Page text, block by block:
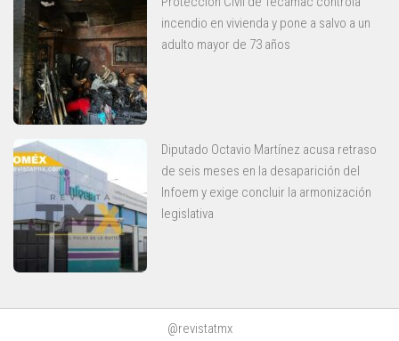
incendio en vivienda y pone a salvo a un
adulto mayor de 73 años
Diputado Octavio Martínez acusa retraso
de seis meses en la desaparición del
Infoem y exige concluir la armonización
legislativa
@revistatmx